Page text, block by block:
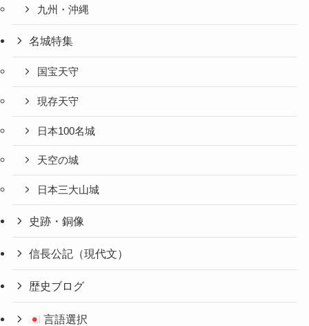
九州・沖縄
名城特集
国宝天守
現存天守
日本100名城
天空の城
日本三大山城
史跡・銅像
信長公記（現代文）
歴史ブログ
言語選択